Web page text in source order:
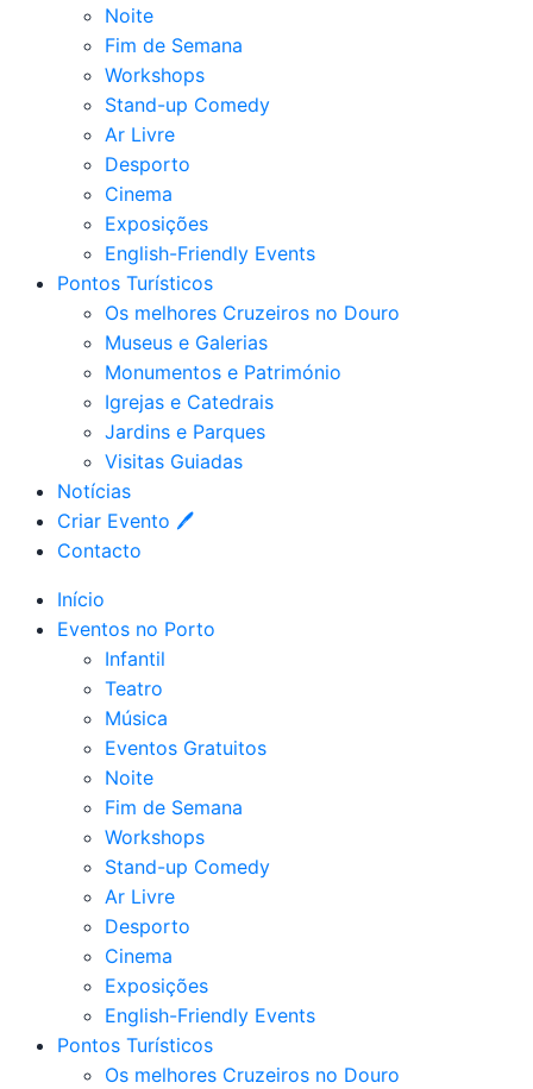
Noite
Fim de Semana
Workshops
Stand-up Comedy
Ar Livre
Desporto
Cinema
Exposições
English-Friendly Events
Pontos Turísticos
Os melhores Cruzeiros no Douro​
Museus e Galerias
Monumentos e Património
Igrejas e Catedrais
Jardins e Parques
Visitas Guiadas
Notícias
Criar Evento 🖊
Contacto
Início
Eventos no Porto
Infantil
Teatro
Música
Eventos Gratuitos
Noite
Fim de Semana
Workshops
Stand-up Comedy
Ar Livre
Desporto
Cinema
Exposições
English-Friendly Events
Pontos Turísticos
Os melhores Cruzeiros no Douro​